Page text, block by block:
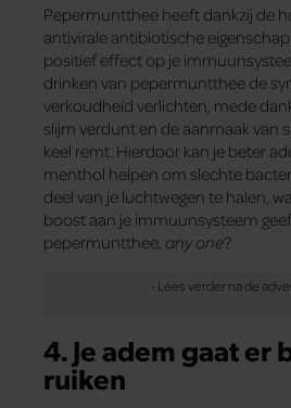
Pepermuntthee heeft dankzij de
antivirale antibiotische
positief effect op je
drinken van pepermuntthee de
verkoudheid verlichten, mede
slijm verdunt en de aanmaak van
keel remt. Hierdoor kan je beter
menthol helpen om slechte
deel van je luchtwegen te halen,
boost aan je immuunsysteem
pepermuntthee, any one?
4. Je adem gaat er
ruiken